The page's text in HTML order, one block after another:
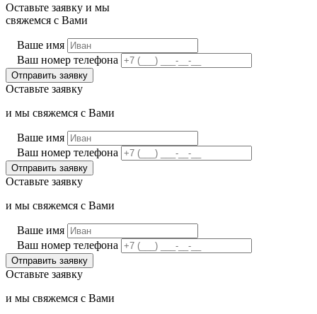
Оставьте заявку и мы
свяжемся с Вами
Ваше имя
Ваш номер телефона
Оставьте заявку
и мы свяжемся с Вами
Ваше имя
Ваш номер телефона
Оставьте заявку
и мы свяжемся с Вами
Ваше имя
Ваш номер телефона
Оставьте заявку
и мы свяжемся с Вами